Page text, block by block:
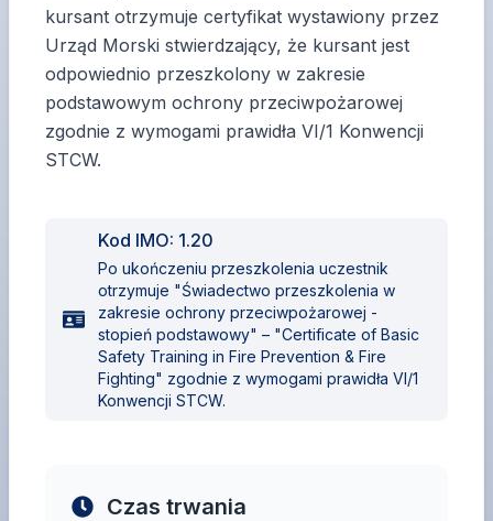
kursant otrzymuje certyfikat wystawiony przez
Urząd Morski stwierdzający, że kursant jest
odpowiednio przeszkolony w zakresie
podstawowym ochrony przeciwpożarowej
zgodnie z wymogami prawidła VI/1 Konwencji
STCW.
Kod IMO: 1.20
Po ukończeniu przeszkolenia uczestnik
otrzymuje "Świadectwo przeszkolenia w
zakresie ochrony przeciwpożarowej -
stopień podstawowy" – "Certificate of Basic
Safety Training in Fire Prevention & Fire
Fighting" zgodnie z wymogami prawidła VI/1
Konwencji STCW.
Czas trwania